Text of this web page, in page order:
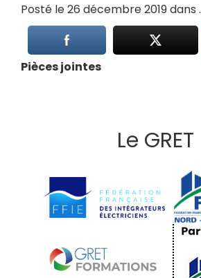
Posté le 26 décembre 2019 dans .
Pièces jointes
Le GRET